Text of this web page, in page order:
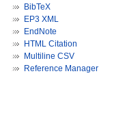
BibTeX
EP3 XML
EndNote
HTML Citation
Multiline CSV
Reference Manager